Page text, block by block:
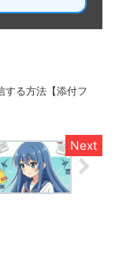
する方法【添付フ